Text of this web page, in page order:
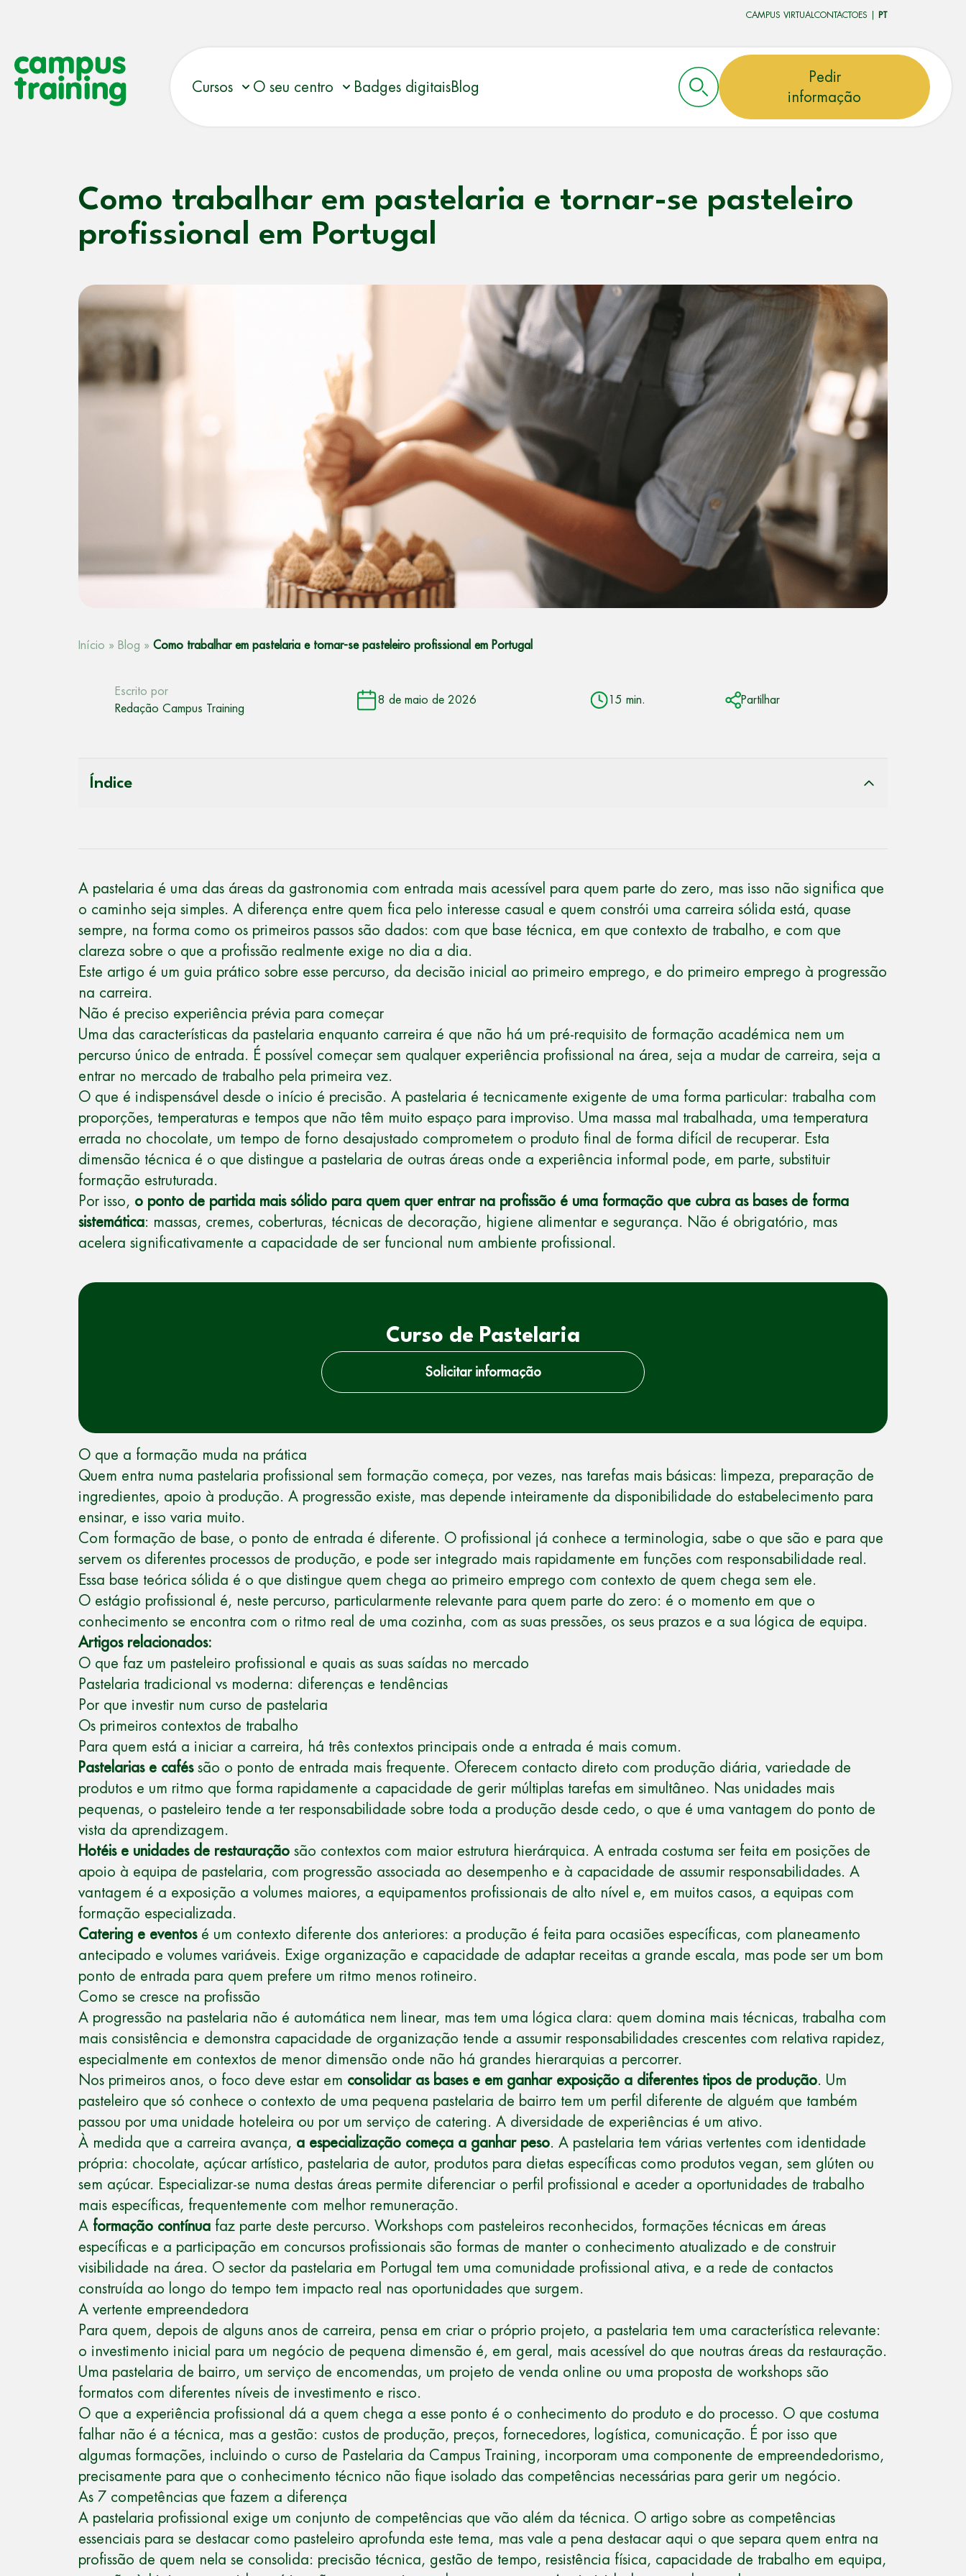
CAMPUS VIRTUAL CONTACTOES PT
Cursos O seu centro Badges digitaisBlog
Pedir
informação
Como trabalhar em pastelaria e tornar-se pasteleiro
profissional em Portugal
Início » Blog »Como trabalhar em pastelaria e tornar-se pasteleiro profissional em Portugal
Escrito por
Redação Campus Training
8 de maio de 2026 15 min. Partilhar
Índice
A pastelaria é uma das áreas da gastronomia com entrada mais acessível para quem parte do zero, mas isso não significa que
o caminho seja simples. A diferença entre quem fica pelo interesse casual e quem constrói uma carreira sólida está, quase
sempre, na forma como os primeiros passos são dados: com que base técnica, em que contexto de trabalho, e com que
clareza sobre o que a profissão realmente exige no dia a dia.
Este artigo é um guia prático sobre esse percurso, da decisão inicial ao primeiro emprego, e do primeiro emprego à progressão
na carreira.
Não é preciso experiência prévia para começar
Uma das características da pastelaria enquanto carreira é que não há um pré-requisito de formação académica nem um
percurso único de entrada. É possível começar sem qualquer experiência profissional na área, seja a mudar de carreira, seja a
entrar no mercado de trabalho pela primeira vez.
O que é indispensável desde o início é precisão. A pastelaria é tecnicamente exigente de uma forma particular: trabalha com
proporções, temperaturas e tempos que não têm muito espaço para improviso. Uma massa mal trabalhada, uma temperatura
errada no chocolate, um tempo de forno desajustado comprometem o produto final de forma difícil de recuperar. Esta
dimensão técnica é o que distingue a pastelaria de outras áreas onde a experiência informal pode, em parte, substituir
formação estruturada.
Por isso, o ponto de partida mais sólido para quem quer entrar na profissão é uma formação que cubra as bases de forma
sistemática: massas, cremes, coberturas, técnicas de decoração, higiene alimentar e segurança. Não é obrigatório, mas
acelera significativamente a capacidade de ser funcional num ambiente profissional.
Curso de Pastelaria
Solicitar informação
O que a formação muda na prática
Quem entra numa pastelaria profissional sem formação começa, por vezes, nas tarefas mais básicas: limpeza, preparação de
ingredientes, apoio à produção. A progressão existe, mas depende inteiramente da disponibilidade do estabelecimento para
ensinar, e isso varia muito.
Com formação de base, o ponto de entrada é diferente. O profissional já conhece a terminologia, sabe o que são e para que
servem os diferentes processos de produção, e pode ser integrado mais rapidamente em funções com responsabilidade real.
Essa base teórica sólida é o que distingue quem chega ao primeiro emprego com contexto de quem chega sem ele.
O estágio profissional é, neste percurso, particularmente relevante para quem parte do zero: é o momento em que o
conhecimento se encontra com o ritmo real de uma cozinha, com as suas pressões, os seus prazos e a sua lógica de equipa.
Artigos relacionados:
O que faz um pasteleiro profissional e quais as suas saídas no mercado
Pastelaria tradicional vs moderna: diferenças e tendências
Por que investir num curso de pastelaria
Os primeiros contextos de trabalho
Para quem está a iniciar a carreira, há três contextos principais onde a entrada é mais comum.
Pastelarias e caféssão o ponto de entrada mais frequente. Oferecem contacto direto com produção diária, variedade de
produtos e um ritmo que forma rapidamente a capacidade de gerir múltiplas tarefas em simultâneo. Nas unidades mais
pequenas, o pasteleiro tende a ter responsabilidade sobre toda a produção desde cedo, o que é uma vantagem do ponto de
vista da aprendizagem.
Hotéis e unidades de restauração são contextos com maior estrutura hierárquica. A entrada costuma ser feita em posições de
apoio à equipa de pastelaria, com progressão associada ao desempenho e à capacidade de assumir responsabilidades. A
vantagem é a exposição a volumes maiores, a equipamentos profissionais de alto nível e, em muitos casos, a equipas com
formação especializada.
Catering e eventosé um contexto diferente dos anteriores: a produção é feita para ocasiões específicas, com planeamento
antecipado e volumes variáveis. Exige organização e capacidade de adaptar receitas a grande escala, mas pode ser um bom
ponto de entrada para quem prefere um ritmo menos rotineiro.
Como se cresce na profissão
A progressão na pastelaria não é automática nem linear, mas tem uma lógica clara: quem domina mais técnicas, trabalha com
mais consistência e demonstra capacidade de organização tende a assumir responsabilidades crescentes com relativa rapidez,
especialmente em contextos de menor dimensão onde não há grandes hierarquias a percorrer.
Nos primeiros anos, o foco deve estar em consolidar as bases e em ganhar exposição a diferentes tipos de produção. Um
pasteleiro que só conhece o contexto de uma pequena pastelaria de bairro tem um perfil diferente de alguém que também
passou por uma unidade hoteleira ou por um serviço de catering. A diversidade de experiências é um ativo.
À medida que a carreira avança, a especialização começa a ganhar peso. A pastelaria tem várias vertentes com identidade
própria: chocolate, açúcar artístico, pastelaria de autor, produtos para dietas específicas como produtos vegan, sem glúten ou
sem açúcar. Especializar-se numa destas áreas permite diferenciar o perfil profissional e aceder a oportunidades de trabalho
mais específicas, frequentemente com melhor remuneração.
A formação contínua faz parte deste percurso. Workshops com pasteleiros reconhecidos, formações técnicas em áreas
específicas e a participação em concursos profissionais são formas de manter o conhecimento atualizado e de construir
visibilidade na área. O sector da pastelaria em Portugal tem uma comunidade profissional ativa, e a rede de contactos
construída ao longo do tempo tem impacto real nas oportunidades que surgem.
A vertente empreendedora
Para quem, depois de alguns anos de carreira, pensa em criar o próprio projeto, a pastelaria tem uma característica relevante:
o investimento inicial para um negócio de pequena dimensão é, em geral, mais acessível do que noutras áreas da restauração.
Uma pastelaria de bairro, um serviço de encomendas, um projeto de venda online ou uma proposta de workshops são
formatos com diferentes níveis de investimento e risco.
O que a experiência profissional dá a quem chega a esse ponto é o conhecimento do produto e do processo. O que costuma
falhar não é a técnica, mas a gestão: custos de produção, preços, fornecedores, logística, comunicação. É por isso que
algumas formações, incluindo o curso de Pastelaria da Campus Training , incorporam uma componente de empreendedorismo,
precisamente para que o conhecimento técnico não fique isolado das competências necessárias para gerir um negócio.
As 7 competências que fazem a diferença
A pastelaria profissional exige um conjunto de competências que vão além da técnica. O artigo sobre as competências
essenciais para se destacar como pasteleiro aprofunda este tema, mas vale a pena destacar aqui o que separa quem entra na
profissão de quem nela se consolida: precisão técnica, gestão de tempo, resistência física, capacidade de trabalho em equipa,